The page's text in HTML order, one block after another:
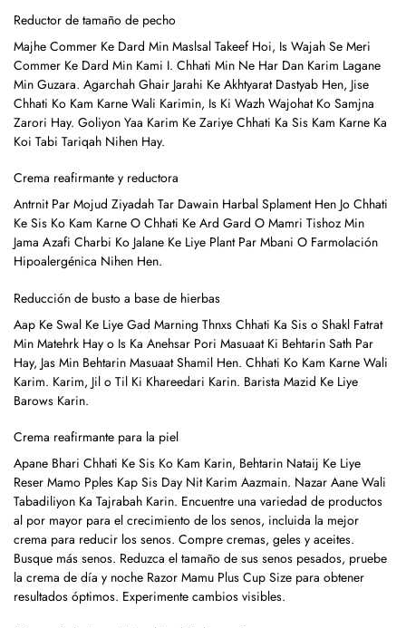
Reductor de tamaño de pecho
Majhe Commer Ke Dard Min Maslsal Takeef Hoi, Is Wajah Se Meri
Commer Ke Dard Min Kami I. Chhati Min Ne Har Dan Karim Lagane
Min Guzara. Agarchah Ghair Jarahi Ke Akhtyarat Dastyab Hen, Jise
Chhati Ko Kam Karne Wali Karimin, Is Ki Wazh Wajohat Ko Samjna
Zarori Hay. Goliyon Yaa Karim Ke Zariye Chhati Ka Sis Kam Karne Ka
Koi Tabi Tariqah Nihen Hay.
Crema reafirmante y reductora
Antrnit Par Mojud Ziyadah Tar Dawain Harbal Splament Hen Jo Chhati
Ke Sis Ko Kam Karne O Chhati Ke Ard Gard O Mamri Tishoz Min
Jama Azafi Charbi Ko Jalane Ke Liye Plant Par Mbani O Farmolación
Hipoalergénica Nihen Hen.
Reducción de busto a base de hierbas
Aap Ke Swal Ke Liye Gad Marning Thnxs Chhati Ka Sis o Shakl Fatrat
Min Matehrk Hay o Is Ka Anehsar Pori Masuaat Ki Behtarin Sath Par
Hay, Jas Min Behtarin Masuaat Shamil Hen. Chhati Ko Kam Karne Wali
Karim. Karim, Jil o Til Ki Khareedari Karin. Barista Mazid Ke Liye
Barows Karin.
Crema reafirmante para la piel
Apane Bhari Chhati Ke Sis Ko Kam Karin, Behtarin Nataij Ke Liye
Reser Mamo Pples Kap Sis Day Nit Karim Aazmain. Nazar Aane Wali
Tabadiliyon Ka Tajrabah Karin. Encuentre una variedad de productos
al por mayor para el crecimiento de los senos, incluida la mejor
crema para reducir los senos. Compre cremas, geles y aceites.
Busque más senos. Reduzca el tamaño de sus senos pesados, pruebe
la crema de día y noche Razor Mamu Plus Cup Size para obtener
resultados óptimos. Experimente cambios visibles.